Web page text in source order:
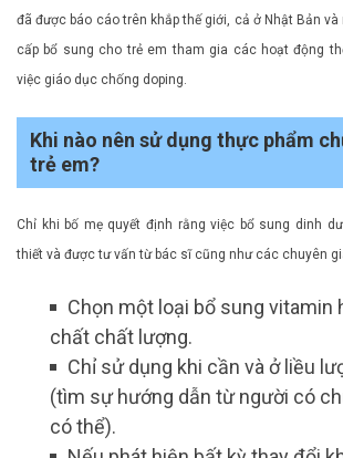
đã được báo cáo trên khắp thế giới, cả ở Nhật Bản
cấp bổ sung cho trẻ em tham gia các hoạt động
việc giáo dục chống doping.
Khi nào nên sử dụng thực phẩm
trẻ em?
Chỉ khi bố mẹ quyết định rằng việc bổ sung dinh
thiết và được tư vấn từ bác sĩ cũng như các chuyên
Chọn một loại bổ sung vitamin
chất chất lượng.
Chỉ sử dụng khi cần và ở liều
(tìm sự hướng dẫn từ người có
có thể).